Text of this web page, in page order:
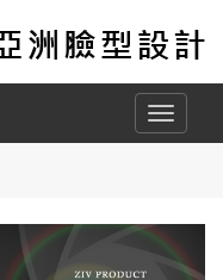
Toggle